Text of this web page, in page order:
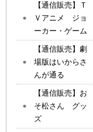
【通信販売】Ｔ
Ｖアニメ ジョ
ーカー・ゲーム
【通信販売】劇
場版はいからさ
んが通る
【通信販売】お
そ松さん グッ
ズ